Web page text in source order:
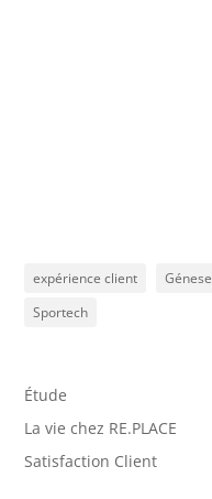
expérience client Génese
Sportech
Étude
La vie chez RE.PLACE
Satisfaction Client